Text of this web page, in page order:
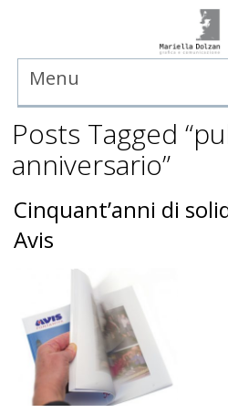
Menu
Posts Tagged
anniversario”
Cinquant’anni di
Avis